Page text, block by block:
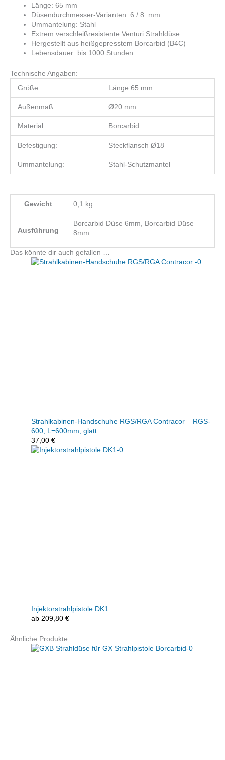
Länge: 65 mm
Düsendurchmesser-Varianten: 6 / 8 mm
Ummantelung: Stahl
Extrem verschleißresistente Venturi Strahldüse
Hergestellt aus heißgepresstem Borcarbid (B4C)
Lebensdauer: bis 1000 Stunden
Technische Angaben:
Größe:
Länge 65 mm
Außenmaß: Ø20 mm
Material: Borcarbid
Befestigung: Steckflansch Ø18
Ummantelung: Stahl-Schutzmantel
Gewicht 0,1 kg
Ausführung
Borcarbid Düse 6mm, Borcarbid Düse
8mm
Das könnte dir auch gefallen …
Strahlkabinen-Handschuhe RGS/RGA Contracor – RGS-
600, L=600mm, glatt
37,00 €
Injektorstrahlpistole DK1
ab 209,80 €
Ähnliche Produkte